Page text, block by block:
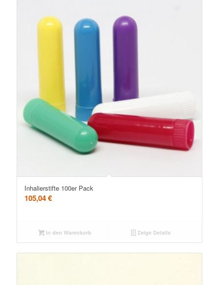
5.00
Inhalierstifte 100er Pack
105,04€
In den Warenkorb Zeige Details